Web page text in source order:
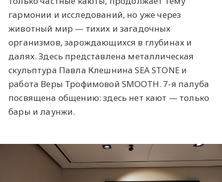
гармонии и исследований, но уже через
животный мир — тихих и загадочных
организмов, зарождающихся в глубинах и
далях. Здесь представлена металлическая
скульптура Павла Клешнина SEA STONE и
работа Веры Трофимовой SMOOTH. 7-я палуба
посвящена общению: здесь нет кают — только
бары и лаунжи.